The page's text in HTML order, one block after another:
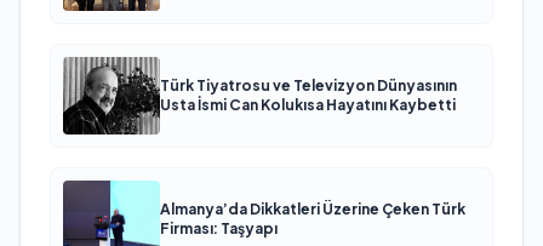
Türk Tiyatrosu ve Televizyon Dünyasının
Usta İsmi Can Kolukısa Hayatını Kaybetti
Almanya’da Dikkatleri Üzerine Çeken Türk
Firması: Taşyapı